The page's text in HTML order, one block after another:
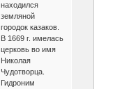
находился
земляной
городок казаков.
В 1669 г. имелась
церковь во имя
Николая
Чудотворца.
Гидроним